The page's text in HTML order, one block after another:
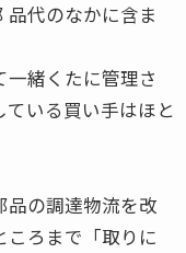
代のなかに含ま
緒くたに管理さ
いる買い手はほと
品の調達物流を改
ころまで「取りに